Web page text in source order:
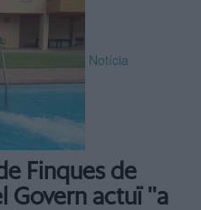
Notícia
Finques de
Govern actuï ''a